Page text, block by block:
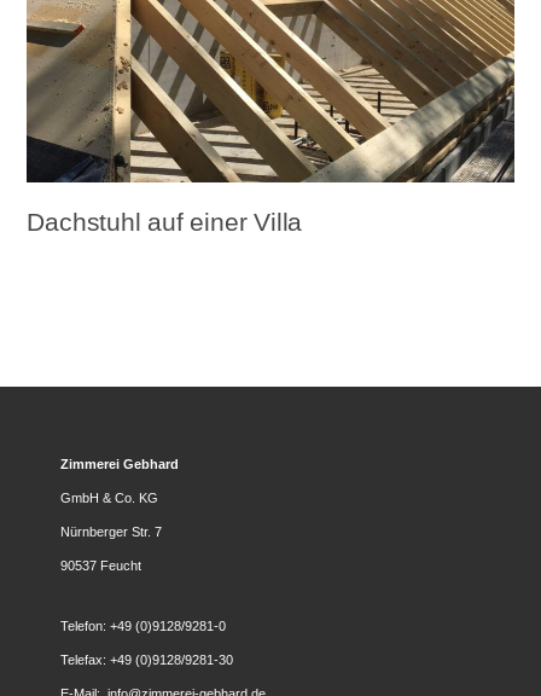
Dachstuhl auf einer Villa
Zimmerei Gebhard
GmbH & Co. KG
Nürnberger Str. 7
90537 Feucht
Telefon: +49 (0)9128/9281-0
Telefax: +49 (0)9128/9281-30